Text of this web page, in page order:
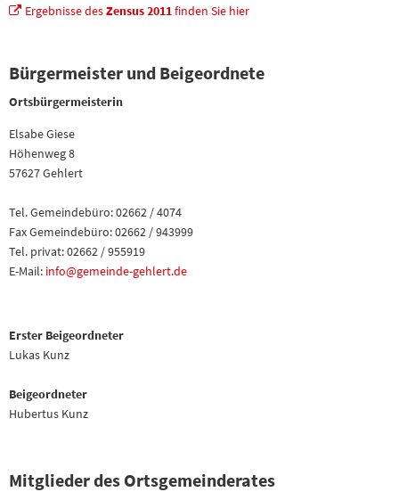
Ergebnisse desZensus 2011finden Sie hier
Bürgermeister und Beigeordnete
Ortsbürgermeisterin
Elsabe Giese
Höhenweg 8
57627 Gehlert
Tel. Gemeindebüro: 02662 / 4074
Fax Gemeindebüro: 02662 / 943999
Tel. privat: 02662 / 955919
E-Mail: info@gemeinde-gehlert.de
Erster Beigeordneter
Lukas Kunz
Beigeordneter
Hubertus Kunz
Mitglieder des Ortsgemeinderates